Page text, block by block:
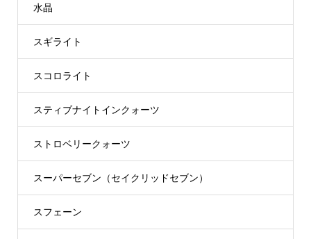
水晶
スギライト
スコロライト
スティブナイトインクォーツ
ストロベリークォーツ
スーパーセブン（セイクリッドセブン）
スフェーン